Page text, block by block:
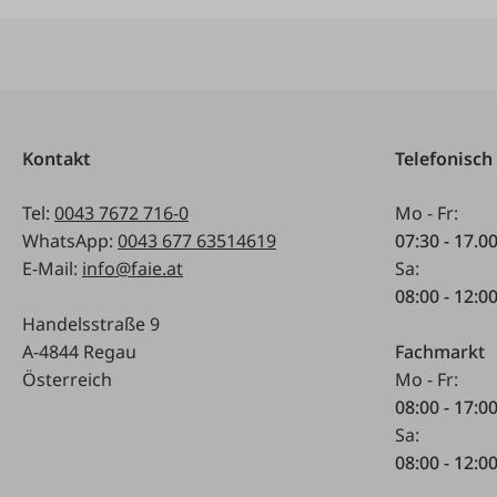
Kontakt
Tel: 0043 7672 716-0
WhatsApp: 0043 677 63514619
E-Mail: info@faie.at
Handelsstraße 9
A-4844 Regau
Österreich
Mo - Fr:
07:30 -
Sa:
08:00 -
Fachmarkt
Mo - Fr:
08:00 -
Sa:
08:00 -